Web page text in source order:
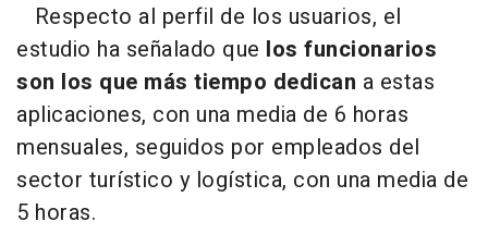
Respecto al perfil de los usuarios, el
estudio ha señalado que los funcionarios
son los que más tiempo dedican a estas
aplicaciones, con una media de 6 horas
mensuales, seguidos por empleados del
sector turístico y logística, con una media de
5 horas.